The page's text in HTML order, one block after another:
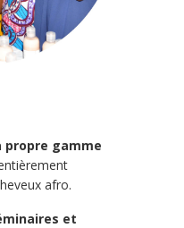
propre gamme
afro.
et